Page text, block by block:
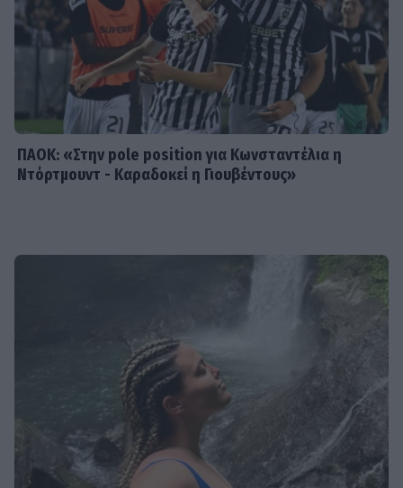
SHOWBIZ
Ρουμελιώτη: Δεν σταματά να
γκρινιάζει ο γιος της - Η ανάρτηση
και οι απορίες της νέας μαμάς
ΠΑΟΚ: «Στην pole position για Κωνσταντέλια η
Ντόρτμουντ - Καραδοκεί η Γιουβέντους»